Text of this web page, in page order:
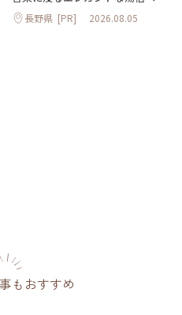
長野県 [PR] 2026.08.05
もおすすめ